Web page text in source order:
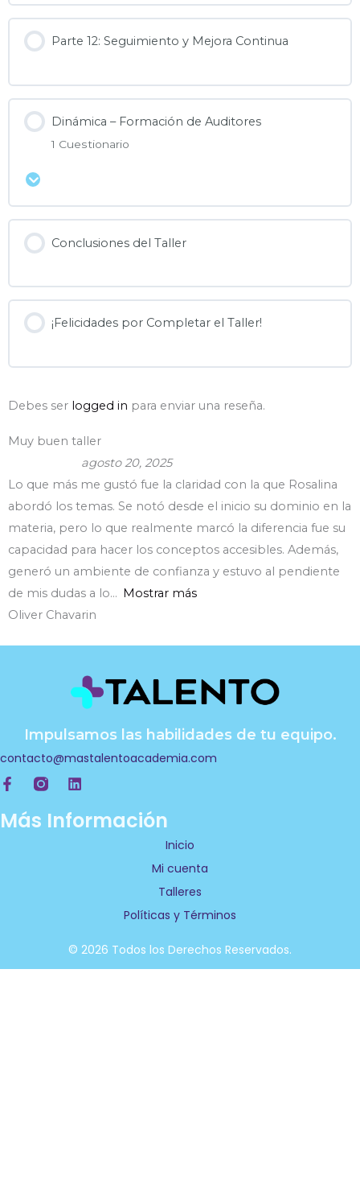
Parte 12: Seguimiento y Mejora Continua
Dinámica – Formación de Auditores
1 Cuestionario
Conclusiones del Taller
¡Felicidades por Completar el Taller!
Debes ser logged in para enviar una reseña.
Muy buen taller
agosto 20, 2025
Lo que más me gustó fue la claridad con la que Rosalina
abordó los temas. Se notó desde el inicio su dominio en la
materia, pero lo que realmente marcó la diferencia fue su
capacidad para hacer los conceptos accesibles. Además,
generó un ambiente de confianza y estuvo al pendiente
de mis dudas a lo
Mostrar más
Oliver Chavarin
Impulsamos las habilidades de tu equipo.
contacto@mastalentoacademia.com
F
a
c
e
L
n
k
Más Información
Inicio
Mi cuenta
Talleres
Políticas y Términos
© 2026 Todos los Derechos Reservados.